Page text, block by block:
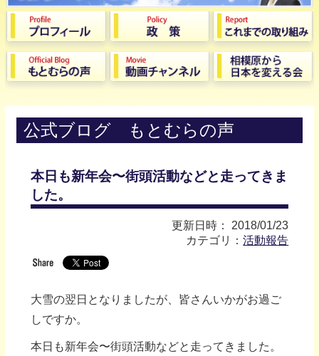
公式ブログ もとむらの声
本日も新年会〜街頭活動などと走ってきま
した。
更新日時： 2018/01/23
カテゴリ：活動報告
大雪の翌日となりましたが、皆さんいかがお過ご
しですか。
本日も新年会〜街頭活動などと走ってきました。